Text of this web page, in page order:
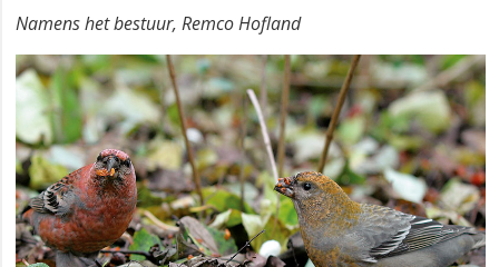
Namens het bestuur, Remco Hofland